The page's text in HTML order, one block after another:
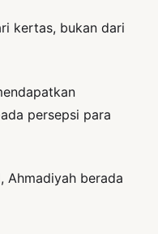
kertas, bukan dari
persepsi para
Ahmadiyah berada